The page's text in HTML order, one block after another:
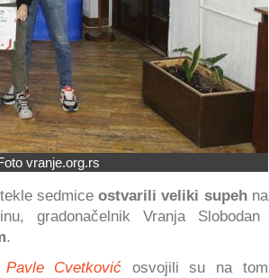
vranje.org.rs
sedmiceostvarili veliki supehna
gradonačelnik Vranja Slobodan
.
Pavle Cvetković osvojili su na tom